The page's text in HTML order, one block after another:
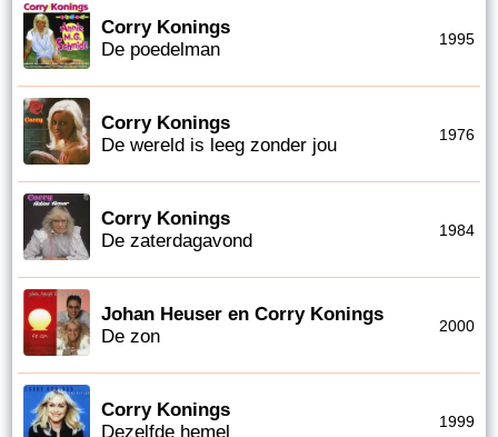
Corry Konings
De poedelman
1995
Corry Konings
De wereld is leeg zonder jou
1976
Corry Konings
De zaterdagavond
1984
Johan Heuser en Corry Konings
De zon
2000
Corry Konings
Dezelfde hemel
1999